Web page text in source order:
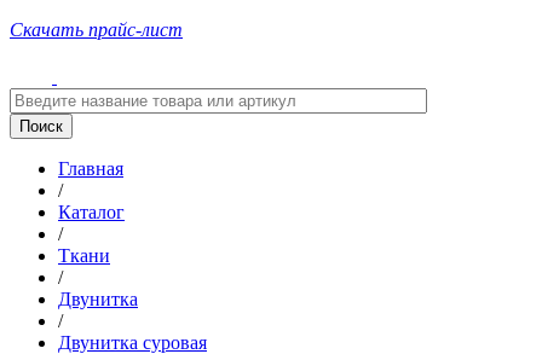
Скачать прайс-лист
Главная
/
Каталог
/
Ткани
/
Двунитка
/
Двунитка суровая